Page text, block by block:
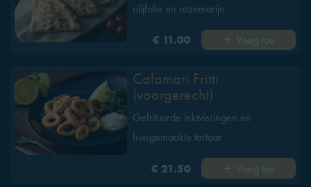
olijfolie en rozemarijn
€ 11.00 Voeg toe
Calamari Fritti
(voorgerecht)
Gefrituurde inktvisringen en
huisgemaakte tartaar
€ 21.50 Voeg toe